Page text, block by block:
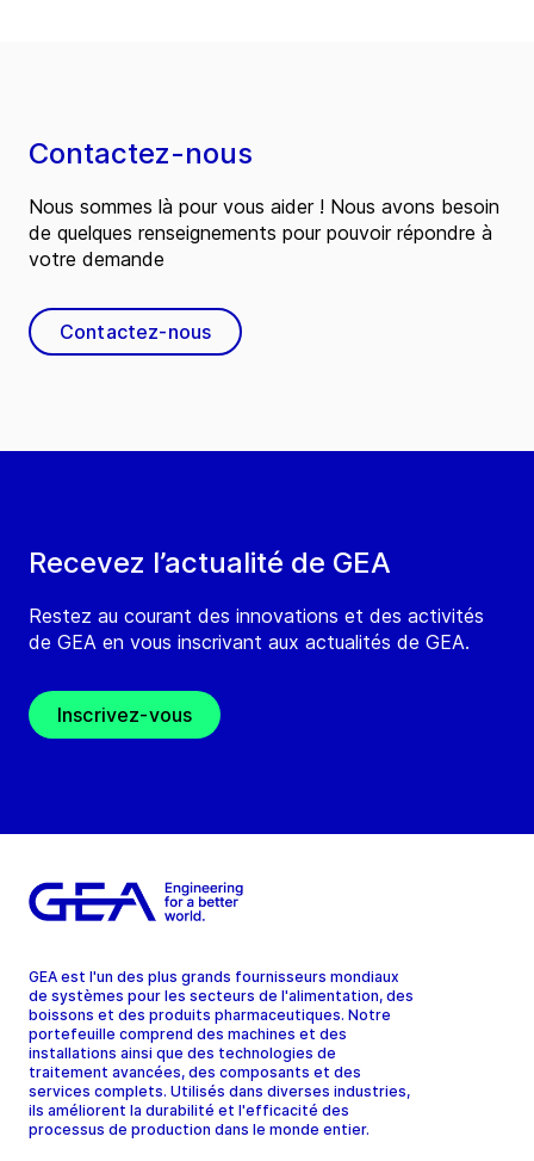
Recevez l’actualité de GEA
Restez au courant des innovations et des activités
de GEA en vous inscrivant aux actualités de GEA.
Inscrivez-vous
Contactez-nous
Nous sommes là pour vous aider ! Nous avons besoin
de quelques renseignements pour pouvoir répondre à
votre demande
Contactez-nous
GEA est l'un des plus grands fournisseurs mondiaux
de systèmes pour les secteurs de l'alimentation, des
boissons et des produits pharmaceutiques. Notre
portefeuille comprend des machines et des
installations ainsi que des technologies de
traitement avancées, des composants et des
services complets. Utilisés dans diverses industries,
ils améliorent la durabilité et l'efficacité des
processus de production dans le monde entier.